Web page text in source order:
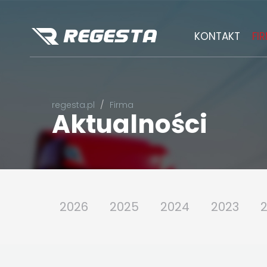
KONTAKT
regesta.pl Firma
Aktualności
2026 2025 2024 2023